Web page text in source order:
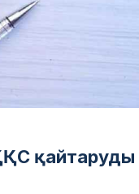
қайтаруды